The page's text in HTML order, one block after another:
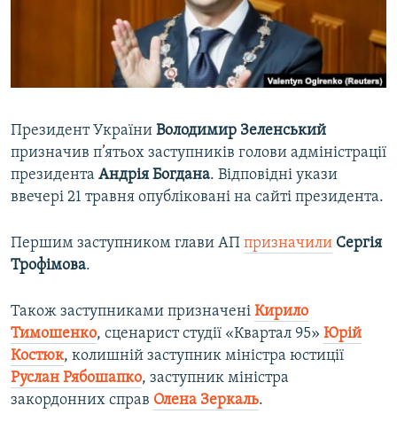
ВІДЕОУРОКИ «ELIFBE»
СВІДЧЕННЯ ОКУПАЦІЇ
УКРАЇНСЬКА ПРОБЛЕМА КРИМУ
Усі сайти RFE/RL
Президент України Володимир Зеленський
призначив п’ятьох заступників голови адміністрації
президента Андрія Богдана. Відповідні укази
ввечері 21 травня опубліковані на сайті президента.
Першим заступником глави АП призначили Сергія
Трофімова.
Також заступниками призначені Кирило
Тимошенко, сценарист студії «Квартал 95» Юрій
Костюк, колишній заступник міністра юстиції
Руслан Рябошапко, заступник міністра
закордонних справ Олена Зеркаль.